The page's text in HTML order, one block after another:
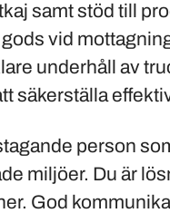
samt stöd till
vid
underhåll av
säkerställa
person
miljöer. Du är
God